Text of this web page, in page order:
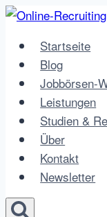
Zum
springenStartseite
Blog
Jobbörsen-
Leistungen
Studien &
Über
Kontakt
Newsletter